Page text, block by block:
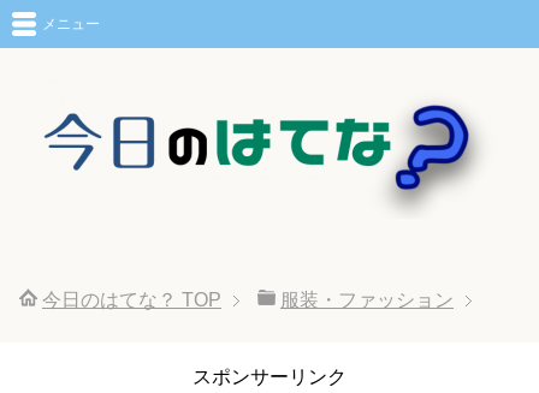
メニュー
今日のはてな？ TOP 服装・ファッション
スポンサーリンク